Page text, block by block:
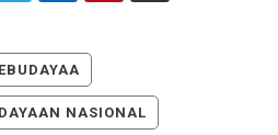
NASIONAL